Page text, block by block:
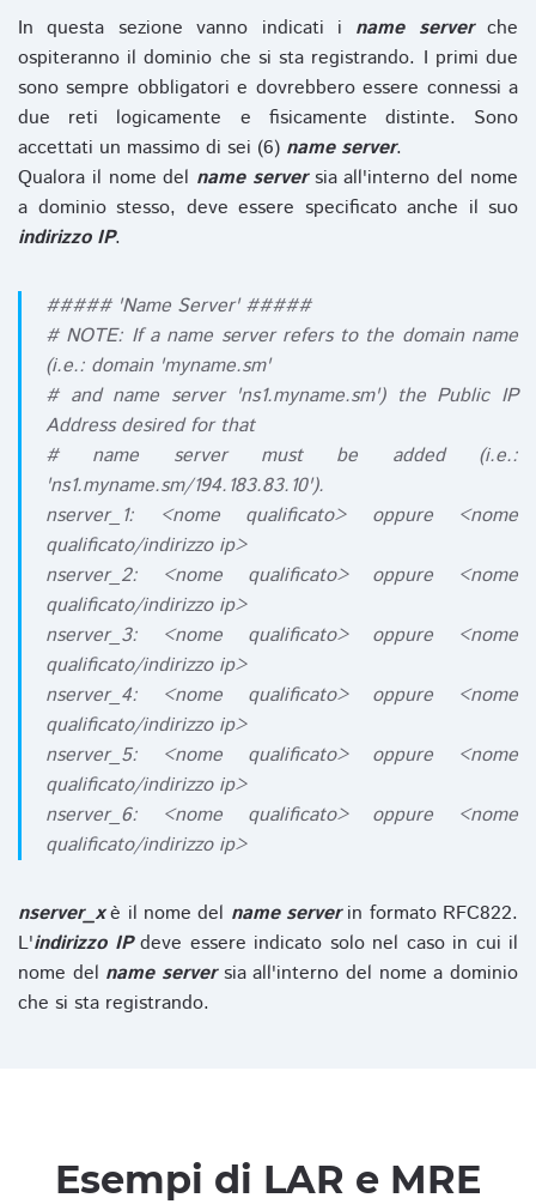
In questa sezione vanno indicati i name serverche
ospiteranno il dominio che si sta registrando. I primi due
sono sempre obbligatori e dovrebbero essere connessi a
due reti logicamente e fisicamente distinte. Sono
accettati un massimo di sei (6) name server.
Qualora il nome del name serversia all'interno del nome
a dominio stesso, deve essere specificato anche il suo
indirizzo IP.
##### 'Name Server' #####
# NOTE: If a name server refers to the domain name
(i.e.: domain 'myname.sm'
# and name server 'ns1.myname.sm') the Public IP
Address desired for that
# name server must be added (i.e.:
'ns1.myname.sm/194.183.83.10').
nserver_1: <nome qualificato> oppure <nome
qualificato/indirizzo ip>
nserver_2: <nome qualificato> oppure <nome
qualificato/indirizzo ip>
nserver_3: <nome qualificato> oppure <nome
qualificato/indirizzo ip>
nserver_4: <nome qualificato> oppure <nome
qualificato/indirizzo ip>
nserver_5: <nome qualificato> oppure <nome
qualificato/indirizzo ip>
nserver_6: <nome qualificato> oppure <nome
qualificato/indirizzo ip>
nserver_xè il nome del name serverin formato RFC822.
L'indirizzo IPdeve essere indicato solo nel caso in cui il
nome del name serversia all'interno del nome a dominio
che si sta registrando.
Esempi di LAR e MRE